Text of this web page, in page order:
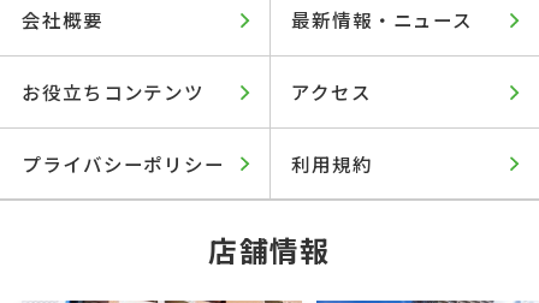
会社概要 最新情報・ニュース
お役立ちコンテンツ アクセス
プライバシーポリシー 利用規約
店舗情報